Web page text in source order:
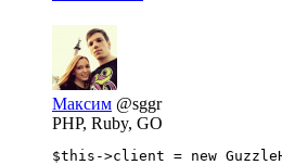
Максим @sggr
PHP, Ruby, GO
$this->client = new